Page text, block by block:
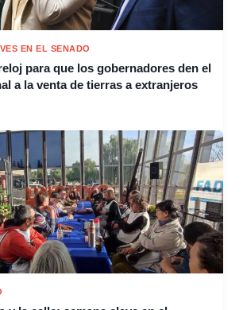
EN EL SENADO
para que los gobernadores den el
a la venta de tierras a extranjeros